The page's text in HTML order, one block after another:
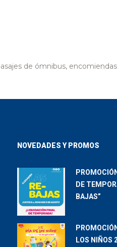
de ómnibus,
NOVEDADES Y PROMOS
DE
BAJAS”
LOS NIÑOS